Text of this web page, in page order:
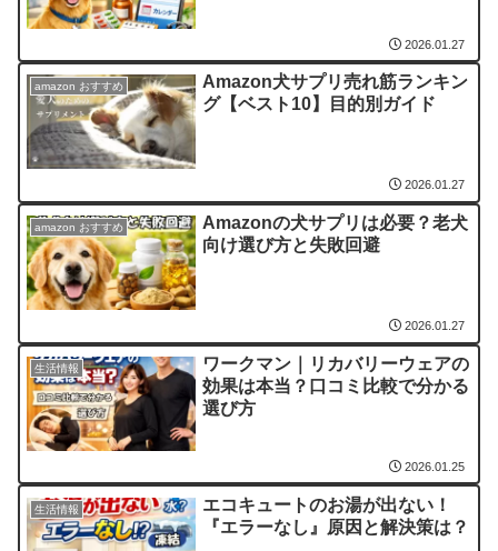
2026.01.27
amazon おすすめ
Amazon犬サプリ売れ筋ランキン
グ【ベスト10】目的別ガイド
2026.01.27
amazon おすすめ
Amazonの犬サプリは必要？老犬
向け選び方と失敗回避
2026.01.27
生活情報
ワークマン｜リカバリーウェアの
効果は本当？口コミ比較で分かる
選び方
2026.01.25
生活情報
エコキュートのお湯が出ない！
『エラーなし』原因と解決策は？